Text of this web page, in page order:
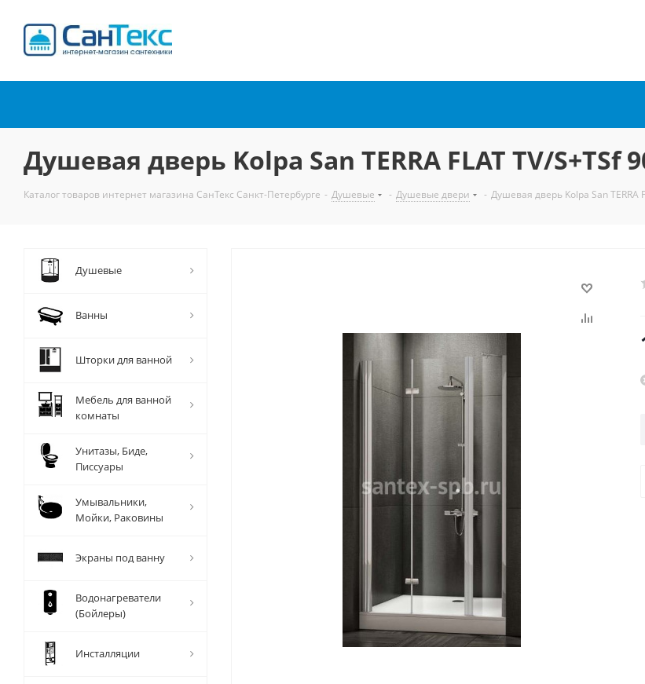
Душевая дверь Kolpa San TERRA FLAT TV/S+TSf
Каталог товаров интернет магазина СанТекс Санкт-Петербурге - Душевые - Душевые двери - Душевая дверь Kolpa San TERRA
Душевые
Ванны
Шторки для ванной
Мебель для ванной
комнаты
Унитазы, Биде,
Писсуары
Умывальники,
Мойки, Раковины
Экраны под ванну
Водонагреватели
(Бойлеры)
Инсталляции